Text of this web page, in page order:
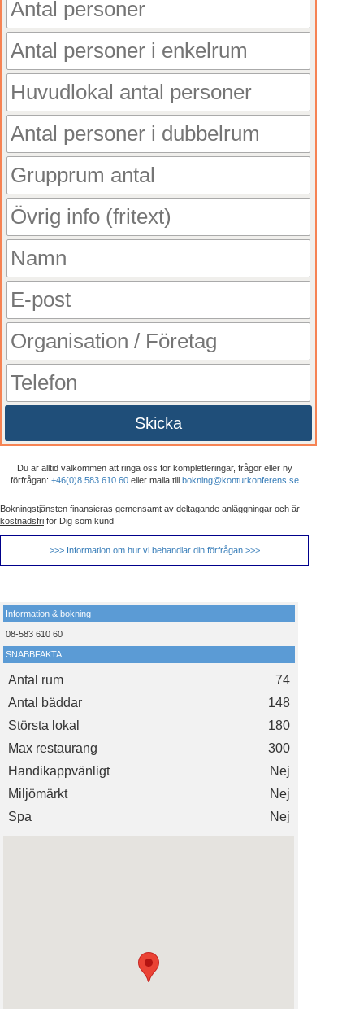
Skicka
Du är alltid välkommen att ringa oss för kompletteringar, frågor eller ny
förfrågan: +46(0)8 583 610 60eller maila till bokning@konturkonferens.se
Bokningstjänsten finansieras gemensamt av deltagande anläggningar och är
kostnadsfri för Dig som kund
>>> Information om hur vi behandlar din förfrågan >>>
Information & bokning
08-583 610 60
SNABBFAKTA
Antal rum
74
Antal bäddar
148
Största lokal
180
Max restaurang
300
Handikappvänligt
Nej
Miljömärkt
Nej
Spa
Nej